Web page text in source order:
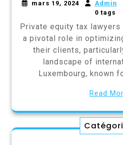
mars 19, 2024 Admin
0 tags
Private equity tax lawyers
a pivotal role in
their clients,
landscape of
Luxembourg, known
Read